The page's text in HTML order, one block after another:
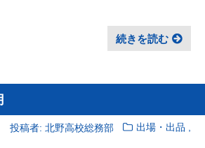
続きを読む
投稿者: 北野高校総務部 出場・出品 ,